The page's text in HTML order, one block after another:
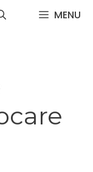
MENU